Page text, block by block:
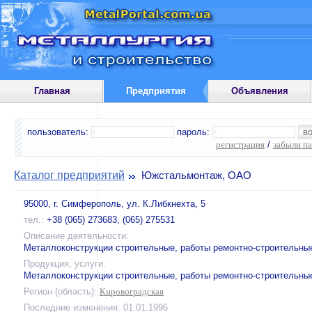
Главная Предприятия Объявления
пользователь:
пароль:
регистрация / забыли
Каталог предприятий Южстальмонтаж, ОАО
95000, г. Симферополь, ул. К.Либкнехта, 5
тел.: +38 (065) 273683, (065) 275531
Описание деятельности:
Металлоконструкции строительные, работы ремонтно-
Продукция, услуги:
Металлоконструкции строительные, работы ремонтно-
Регион (область): Кировоградская
Последние изменения: 01.01.1996